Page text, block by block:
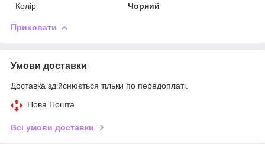
Колір
Чорний
Приховати
Умови доставки
Доставка здійснюється тільки по передоплаті.
Нова Пошта
Всі умови доставки